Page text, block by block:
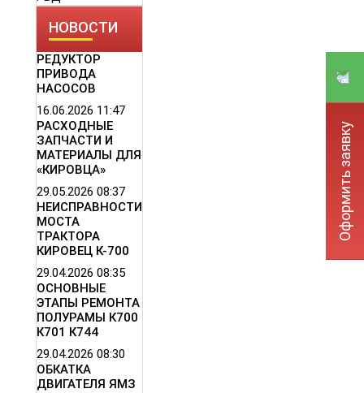
НОВОСТИ
РЕДУКТОР
ПРИВОДА
НАСОСОВ
16.06.2026 11:47
РАСХОДНЫЕ
ЗАПЧАСТИ И
МАТЕРИАЛЫ ДЛЯ
«КИРОВЦА»
29.05.2026 08:37
НЕИСПРАВНОСТИ
МОСТА
ТРАКТОРА
КИРОВЕЦ К-700
29.04.2026 08:35
ОСНОВНЫЕ
ЭТАПЫ РЕМОНТА
ПОЛУРАМЫ К700
К701 К744
29.04.2026 08:30
ОБКАТКА
ДВИГАТЕЛЯ ЯМЗ
Оформить заявку